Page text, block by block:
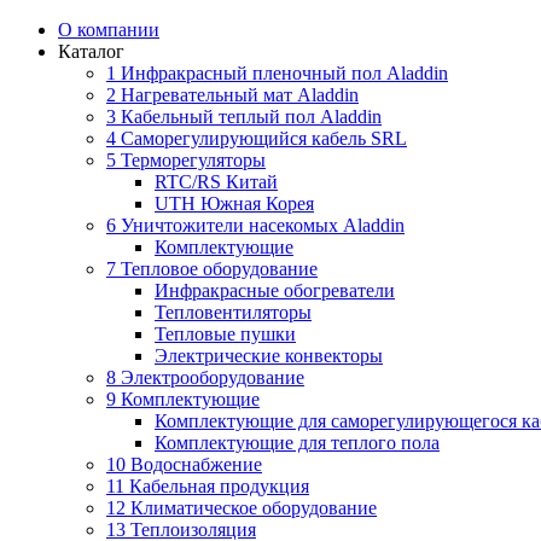
О компании
Каталог
1 Инфракрасный пленочный пол Aladdin
2 Нагревательный мат Aladdin
3 Кабельный теплый пол Aladdin
4 Саморегулирующийся кабель SRL
5 Терморегуляторы
RTC/RS Китай
UTH Южная Корея
6 Уничтожители насекомых Aladdin
Комплектующие
7 Тепловое оборудование
Инфракрасные обогреватели
Тепловентиляторы
Тепловые пушки
Электрические конвекторы
8 Электрооборудование
9 Комплектующие
Комплектующие для саморегулирующегося
Комплектующие для теплого пола
10 Водоснабжение
11 Кабельная продукция
12 Климатическое оборудование
13 Теплоизоляция